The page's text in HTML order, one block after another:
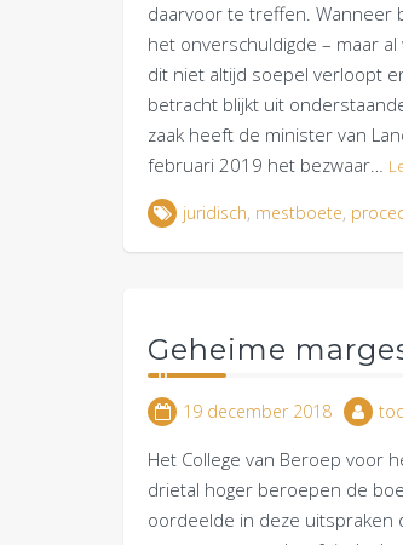
daarvoor te treffen. Wanneer
het onverschuldigde – maar
dit niet altijd soepel verloopt
betracht blijkt uit
zaak heeft de minister van
februari 2019 het bezwaar…
juridisch, mestboete,
Geheime
19 december 2018
Het College van Beroep voor
drietal hoger beroepen de
oordeelde in deze uitspraken